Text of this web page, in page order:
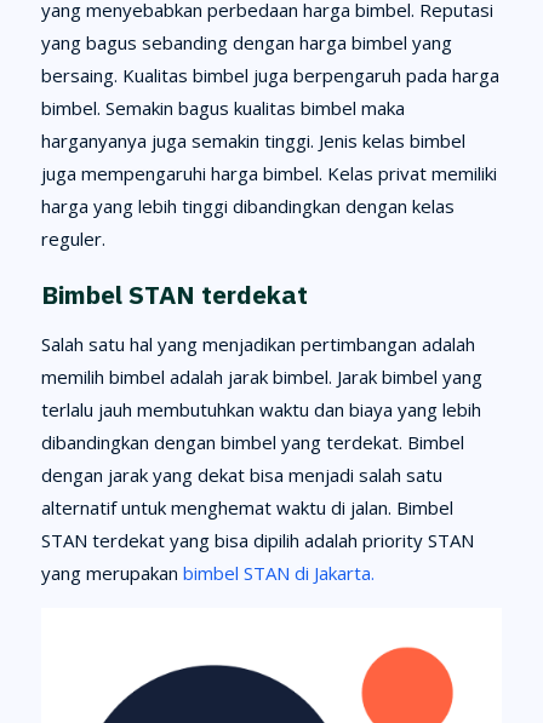
yang menyebabkan perbedaan harga bimbel. Reputasi
yang bagus sebanding dengan harga bimbel yang
bersaing. Kualitas bimbel juga berpengaruh pada harga
bimbel. Semakin bagus kualitas bimbel maka
harganyanya juga semakin tinggi. Jenis kelas bimbel
juga mempengaruhi harga bimbel. Kelas privat memiliki
harga yang lebih tinggi dibandingkan dengan kelas
reguler.
Bimbel STAN terdekat
Salah satu hal yang menjadikan pertimbangan adalah
memilih bimbel adalah jarak bimbel. Jarak bimbel yang
terlalu jauh membutuhkan waktu dan biaya yang lebih
dibandingkan dengan bimbel yang terdekat. Bimbel
dengan jarak yang dekat bisa menjadi salah satu
alternatif untuk menghemat waktu di jalan. Bimbel
STAN terdekat yang bisa dipilih adalah priority STAN
yang merupakan bimbel STAN di Jakarta.